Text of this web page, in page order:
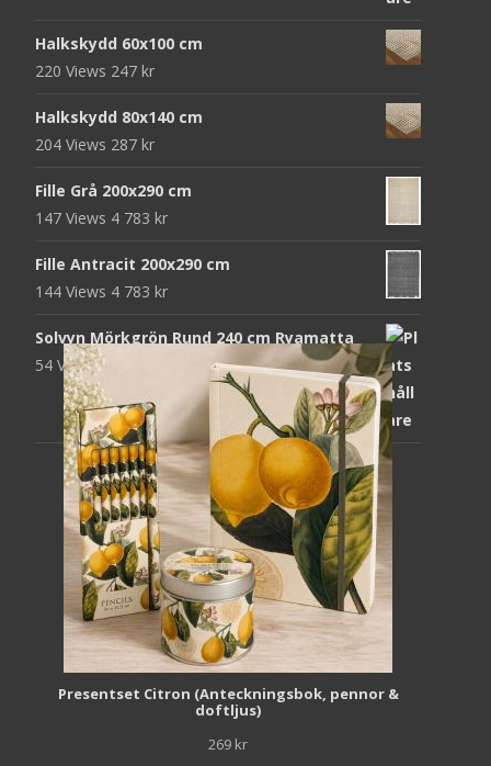
952 kr.
Halkskydd 60x100 cm
220 Views 247 kr
Halkskydd 80x140 cm
204 Views 287 kr
Fille Grå 200x290 cm
147 Views 4 783 kr
Fille Antracit 200x290 cm
144 Views 4 783 kr
Solvyn Mörkgrön Rund 240 cm Ryamatta
54 Views1 871
Presentset Citron (Anteckningsbok, pennor &
doftljus)
269 kr